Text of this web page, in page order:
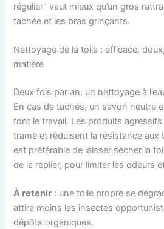
régulier” vaut mieux qu’un gros
tachée et les bras grinçants.
Nettoyage de la toile : efficace,
matière
Deux fois par an, un nettoyage à
En cas de taches, un savon neutre
font le travail. Les produits
trame et réduisent la résistance aux
est préférable de laisser sécher la
de la replier, pour limiter les odeurs
À retenir : une toile propre se
attire moins les insectes
dépôts organiques.